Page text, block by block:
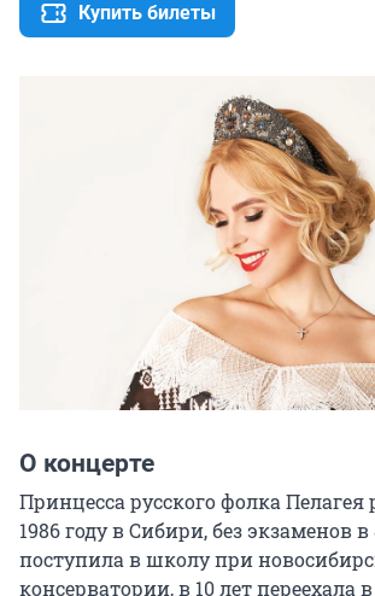
Купить билеты
О концерте
Принцесса русского фолка Пелагея
1986 году в Сибири, без экзаменов в
поступила в школу при
консерватории, в 10 лет переехала